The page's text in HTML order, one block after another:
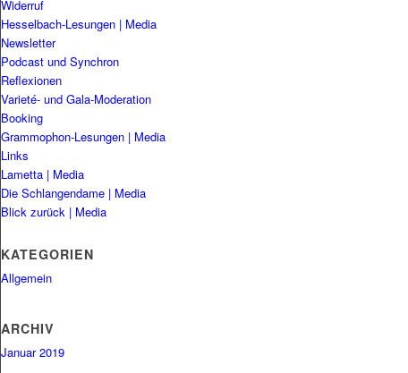
Widerruf
Hesselbach-Lesungen | Media
Newsletter
Podcast und Synchron
Reflexionen
Varieté- und Gala-Moderation
Booking
Grammophon-Lesungen | Media
Links
Lametta | Media
Die Schlangendame | Media
Blick zurück | Media
KATEGORIEN
Allgemein
ARCHIV
Januar 2019